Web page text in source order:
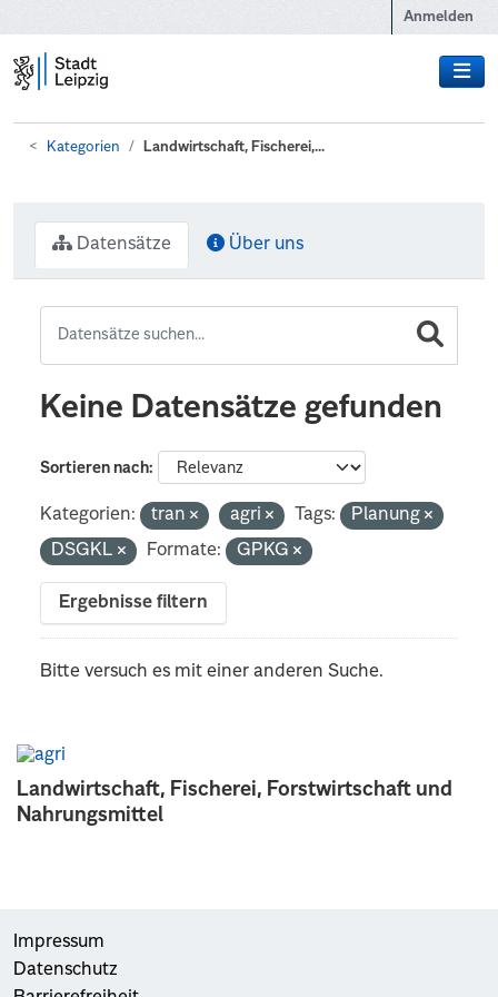
Anmelden
Kategorien Landwirtschaft, Fischerei,...
Landwirtschaft, Fischerei, Forstwirtschaft und
Nahrungsmittel
Datensätze Über uns
Keine Datensätze gefunden
Sortieren nach
Kategorien: tran agri Tags:
Planung
DSGKL
Formate: GPKG
Ergebnisse filtern
Bitte versuch es mit einer anderen Suche.
Impressum
Datenschutz